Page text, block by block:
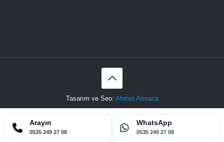
Tasarım ve Seo: Ahmet Atmaca
Sitemap
Arayın
0535 249 27 08
WhatsApp
0535 249 27 08